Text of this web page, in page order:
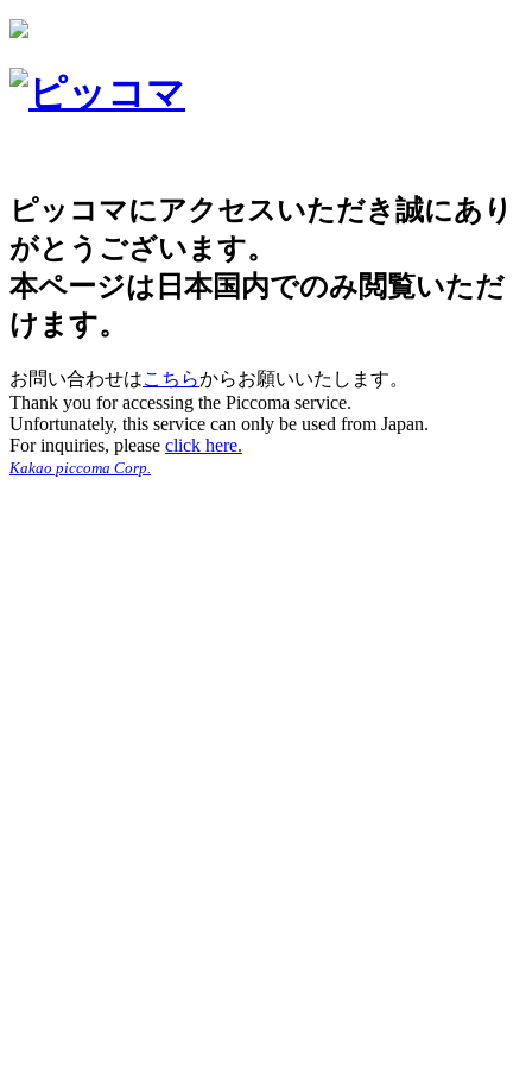
ピッコマにアクセスいただき誠にあり
がとうございます。
本ページは日本国内でのみ閲覧いただ
けます。
お問い合わせはこちらからお願いいたします。
Thank you for accessing the Piccoma service.
Unfortunately, this service can only be used from Japan.
For inquiries, please click here.
Kakao piccoma Corp.